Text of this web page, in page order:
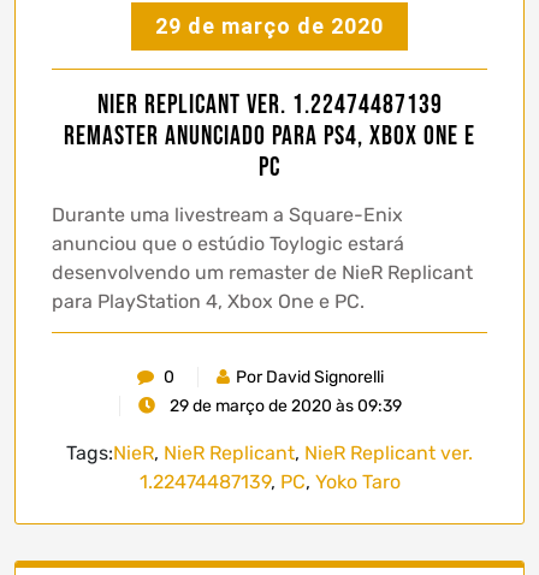
29 de março de 2020
NieR Replicant ver. 1.22474487139
remaster anunciado para PS4, Xbox One e
PC
Durante uma livestream a Square-Enix
anunciou que o estúdio Toylogic estará
desenvolvendo um remaster de NieR Replicant
para PlayStation 4, Xbox One e PC.
0
Por David Signorelli
29 de março de 2020 às 09:39
Tags:NieR, NieR Replicant, NieR Replicant ver.
1.22474487139, PC, Yoko Taro